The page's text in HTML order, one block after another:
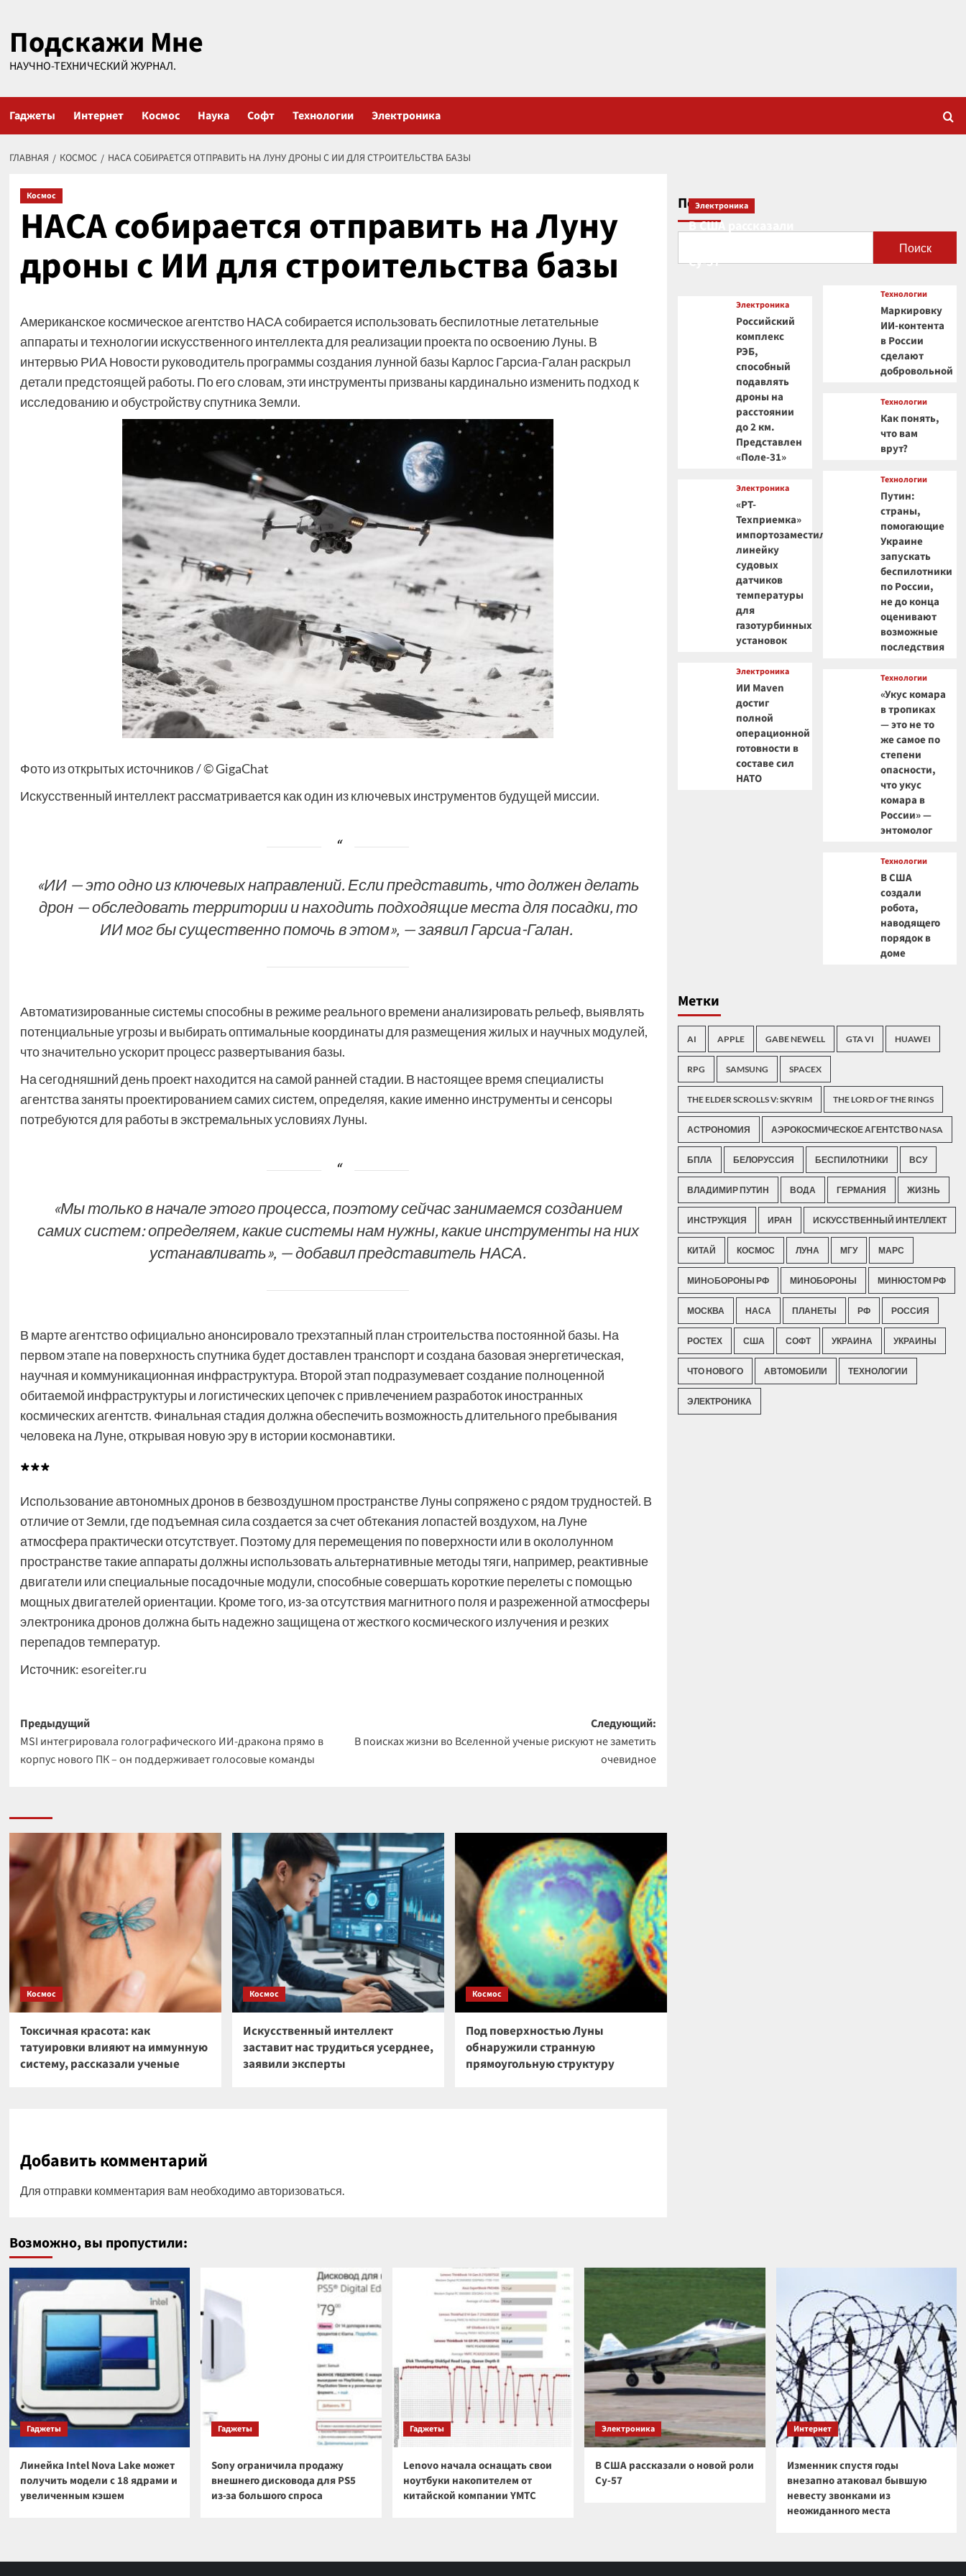
содержимому
Подскажи Мне
НАУЧНО-ТЕХНИЧЕСКИЙ ЖУРНАЛ.
Гаджеты Интернет Космос Наука Софт Технологии Электроника
ГЛАВНАЯ КОСМОС НАСА СОБИРАЕТСЯ ОТПРАВИТЬ НА ЛУНУ ДРОНЫ С ИИ ДЛЯ СТРОИТЕЛЬСТВА БАЗЫ
Космос
НАСА собирается отправить на Луну
дроны с ИИ для строительства базы
Американское космическое агентство НАСА собирается использовать беспилотные летательные
аппараты и технологии искусственного интеллекта для реализации проекта по освоению Луны. В
интервью РИА Новости руководитель программы создания лунной базы Карлос Гарсиа-Галан раскрыл
детали предстоящей работы. По его словам, эти инструменты призваны кардинально изменить подход к
исследованию и обустройству спутника Земли.
Фото из открытых источников / © GigaChat
Искусственный интеллект рассматривается как один из ключевых инструментов будущей миссии.
«ИИ — это одно из ключевых направлений. Если представить, что должен делать
дрон — обследовать территории и находить подходящие места для посадки, то
ИИ мог бы существенно помочь в этом», — заявил Гарсиа-Галан.
Автоматизированные системы способны в режиме реального времени анализировать рельеф, выявлять
потенциальные угрозы и выбирать оптимальные координаты для размещения жилых и научных модулей,
что значительно ускорит процесс развертывания базы.
На сегодняшний день проект находится на самой ранней стадии. В настоящее время специалисты
агентства заняты проектированием самих систем, определяя, какие именно инструменты и сенсоры
потребуются для работы в экстремальных условиях Луны.
«Мы только в начале этого процесса, поэтому сейчас занимаемся созданием
самих систем: определяем, какие системы нам нужны, какие инструменты на них
устанавливать», — добавил представитель НАСА.
В марте агентство официально анонсировало трехэтапный план строительства постоянной базы. На
первом этапе на поверхность спутника будет доставлен транспорт и создана базовая энергетическая,
научная и коммуникационная инфраструктура. Второй этап подразумевает создание полноценной
обитаемой инфраструктуры и логистических цепочек с привлечением разработок иностранных
космических агентств. Финальная стадия должна обеспечить возможность длительного пребывания
человека на Луне, открывая новую эру в истории космонавтики.
***
Использование автономных дронов в безвоздушном пространстве Луны сопряжено с рядом трудностей. В
отличие от Земли, где подъемная сила создается за счет обтекания лопастей воздухом, на Луне
атмосфера практически отсутствует. Поэтому для перемещения по поверхности или в окололунном
пространстве такие аппараты должны использовать альтернативные методы тяги, например, реактивные
двигатели или специальные посадочные модули, способные совершать короткие перелеты с помощью
мощных двигателей ориентации. Кроме того, из-за отсутствия магнитного поля и разреженной атмосферы
электроника дронов должна быть надежно защищена от жесткого космического излучения и резких
перепадов температур.
Источник:esoreiter.ru
Навигация
записи
Предыдущий
MSI интегрировала голографического ИИ-дракона прямо в
корпус нового ПК – он поддерживает голосовые команды
Следующий:
В поисках жизни во Вселенной ученые рискуют не заметить
очевидное
Космос
Токсичная красота: как
татуировки влияют на иммунную
систему, рассказали ученые
Космос
Искусственный интеллект
заставит нас трудиться усерднее,
заявили эксперты
Космос
Под поверхностью Луны
обнаружили странную
прямоугольную структуру
Добавить комментарий
Для отправки комментария вам необходимоавторизоваться.
Поиск
Поиск
Электроника
В США рассказали
Су-57
Электроника
Российский
комплекс
РЭБ,
способный
подавлять
дроны на
расстоянии
до 2 км.
Представлен
«Поле-31»
Электроника
«РТ-
Техприемка»
импортозаместила
линейку
судовых
датчиков
температуры
для
газотурбинных
установок
Электроника
ИИ Maven
достиг
полной
операционной
готовности в
составе сил
НАТО
Технологии
Маркировку
ИИ-контента
в России
сделают
добровольной
Технологии
Как понять,
что вам
врут?
Технологии
Путин:
страны,
помогающие
Украине
запускать
беспилотники
по России,
не до конца
оценивают
возможные
последствия
Технологии
«Укус комара
в тропиках
— это не то
же самое по
степени
опасности,
что укус
комара в
России» —
энтомолог
Технологии
В США
создали
робота,
наводящего
порядок в
доме
Метки
AI APPLE GABE NEWELL GTA VI HUAWEI
RPG SAMSUNG SPACEX
THE ELDER SCROLLS V: SKYRIM THE LORD OF THE RINGS
АСТРОНОМИЯ АЭРОКОСМИЧЕСКОЕ АГЕНТСТВО NASA
БПЛА БЕЛОРУССИЯ БЕСПИЛОТНИКИ ВСУ
ВЛАДИМИР ПУТИН ВОДА ГЕРМАНИЯ ЖИЗНЬ
ИНСТРУКЦИЯ ИРАН ИСКУССТВЕННЫЙ ИНТЕЛЛЕКТ
КИТАЙ КОСМОС ЛУНА МГУ МАРС
МИНOБОРОНЫ РФ МИНОБОРОНЫ МИНЮСТОМ РФ
МОСКВА НАСА ПЛАНЕТЫ РФ РОССИЯ
РОСТЕХ США СОФТ УКРАИНА УКРАИНЫ
ЧТО НОВОГО АВТОМОБИЛИ ТЕХНОЛОГИИ
ЭЛЕКТРОНИКА
Возможно, вы пропустили:
Гаджеты
Линейка Intel Nova Lake может
получить модели с 18 ядрами и
увеличенным кэшем
Гаджеты
Sony ограничила продажу
внешнего дисковода для PS5
из-за большого спроса
Гаджеты
Lenovo начала оснащать свои
ноутбуки накопителем от
китайской компании YMTC
Электроника
В США рассказали о новой роли
Су-57
Интернет
Изменник спустя годы
внезапно атаковал бывшую
невесту звонками из
неожиданного места